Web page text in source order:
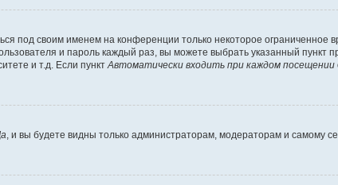
под своим именем на конференции только некоторое ограниченное
и пароль каждый раз, вы можете выбрать указанный пункт
и т.д. Если пункт Автоматически входить при каждом посещении
, и вы будете видны только администраторам, модераторам и самому